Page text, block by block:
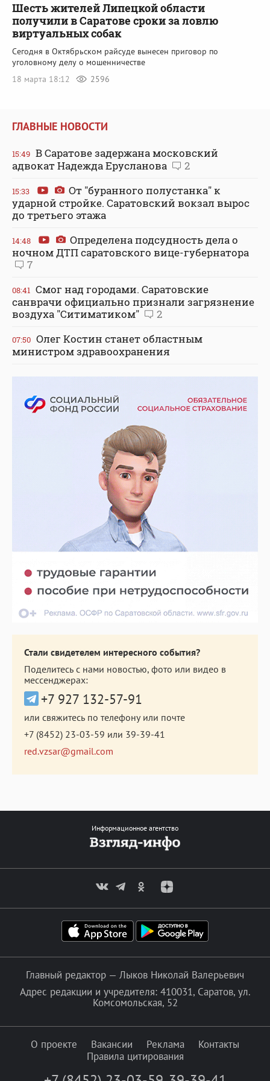
Шесть жителей Липецкой области
получили в Саратове сроки за ловлю
виртуальных собак
Сегодня в Октябрьском райсуде вынесен приговор по
уголовному делу о мошенничестве
18 марта 18:12
2596
ГЛАВНЫЕ НОВОСТИ
15:49 В Саратове задержана московский
адвокат Надежда Ерусланова
2
15:33
От "буранного полустанка" к
ударной стройке. Саратовский вокзал вырос
до третьего этажа
14:48
Определена подсудность дела о
ночном ДТП саратовского вице-губернатора
7
08:41 Смог над городами. Саратовские
санврачи официально признали загрязнение
воздуха "Ситиматиком"
2
07:50 Олег Костин станет областным
министром здравоохранения
Стали свидетелем интересного события?
Поделитесь с нами новостью, фото или видео в
мессенджерах:
+7 927 132-57-91
или свяжитесь по телефону или почте
+7 (8452) 23-03-59 или 39-39-41
red.vzsar@gmail.com
Информационное агентство
Главный редактор — Лыков Николай Валерьевич
Адрес редакции и учредителя: 410031, Саратов, ул.
Комсомольская, 52
О проекте Вакансии Реклама
Контакты
Правила цитирования